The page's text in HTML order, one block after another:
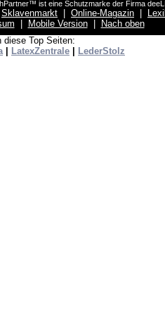
ist eine Schutzmarke der Firma
Sklavenmarkt Online-Magazin
Mobile Version|
Nach oben
diese Top Seiten:
| LatexZentrale LederStolz